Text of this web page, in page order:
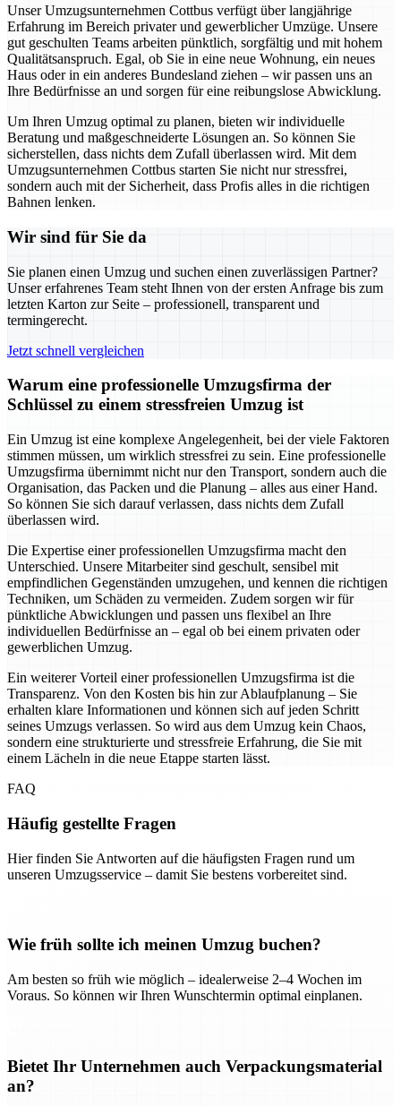
Unser Umzugsunternehmen Cottbus verfügt über langjährige
Erfahrung im Bereich privater und gewerblicher Umzüge. Unsere
gut geschulten Teams arbeiten pünktlich, sorgfältig und mit hohem
Qualitätsanspruch. Egal, ob Sie in eine neue Wohnung, ein neues
Haus oder in ein anderes Bundesland ziehen – wir passen uns an
Ihre Bedürfnisse an und sorgen für eine reibungslose Abwicklung.
Um Ihren Umzug optimal zu planen, bieten wir individuelle
Beratung und maßgeschneiderte Lösungen an. So können Sie
sicherstellen, dass nichts dem Zufall überlassen wird. Mit dem
Umzugsunternehmen Cottbus starten Sie nicht nur stressfrei,
sondern auch mit der Sicherheit, dass Profis alles in die richtigen
Bahnen lenken.
Wir sind für Sie da
Sie planen einen Umzug und suchen einen zuverlässigen Partner?
Unser erfahrenes Team steht Ihnen von der ersten Anfrage bis zum
letzten Karton zur Seite – professionell, transparent und
termingerecht.
Jetzt schnell vergleichen
Warum eine professionelle Umzugsfirma der
Schlüssel zu einem stressfreien Umzug ist
Ein Umzug ist eine komplexe Angelegenheit, bei der viele Faktoren
stimmen müssen, um wirklich stressfrei zu sein. Eine professionelle
Umzugsfirma übernimmt nicht nur den Transport, sondern auch die
Organisation, das Packen und die Planung – alles aus einer Hand.
So können Sie sich darauf verlassen, dass nichts dem Zufall
überlassen wird.
Die Expertise einer professionellen Umzugsfirma macht den
Unterschied. Unsere Mitarbeiter sind geschult, sensibel mit
empfindlichen Gegenständen umzugehen, und kennen die richtigen
Techniken, um Schäden zu vermeiden. Zudem sorgen wir für
pünktliche Abwicklungen und passen uns flexibel an Ihre
individuellen Bedürfnisse an – egal ob bei einem privaten oder
gewerblichen Umzug.
Ein weiterer Vorteil einer professionellen Umzugsfirma ist die
Transparenz. Von den Kosten bis hin zur Ablaufplanung – Sie
erhalten klare Informationen und können sich auf jeden Schritt
seines Umzugs verlassen. So wird aus dem Umzug kein Chaos,
sondern eine strukturierte und stressfreie Erfahrung, die Sie mit
einem Lächeln in die neue Etappe starten lässt.
FAQ
Häufig gestellte Fragen
Hier finden Sie Antworten auf die häufigsten Fragen rund um
unseren Umzugsservice – damit Sie bestens vorbereitet sind.
Wie früh sollte ich meinen Umzug buchen?
Am besten so früh wie möglich – idealerweise 2–4 Wochen im
Voraus. So können wir Ihren Wunschtermin optimal einplanen.
Bietet Ihr Unternehmen auch Verpackungsmaterial
an?